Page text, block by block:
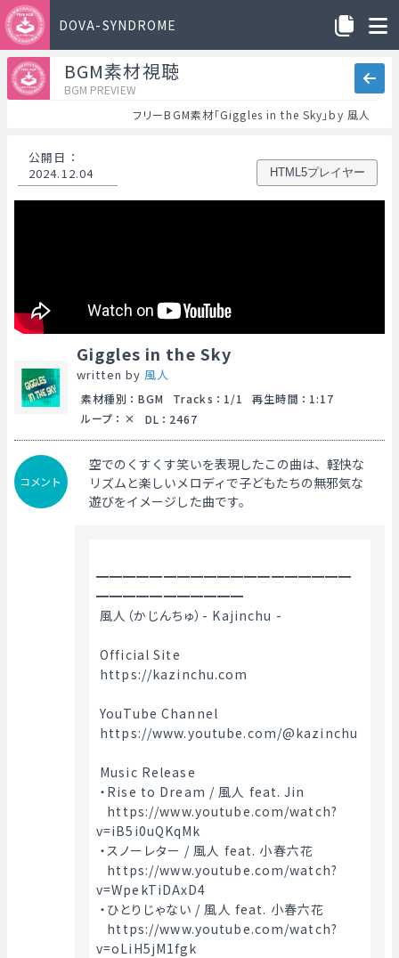
DOVA-SYNDROME
BGM素材視聴
BGM PREVIEW
フリーBGM素材「Giggles in the Sky」by 風人
公開日 ：
2024.12.04
HTML5プレイヤー
Giggles in the Sky
written by 風人
素材種別 ： BGM Tracks ： 1/1 再生時間 ： 1:17
ループ ： DL ： 2467
コメント
空でのくすくす笑いを表現したこの曲は、軽快な
リズムと楽しいメロディで子どもたちの無邪気な
遊びをイメージした曲です。
━━━━━━━━━━━━━━━━━━━
━━━━━━━━━━━
風人（かじんちゅ）- Kajinchu -
Official Site
https://kazinchu.com
YouTube Channel
https://www.youtube.com/@kazinchu
Music Release
・Rise to Dream / 風人 feat. Jin
v=iB5i0uQKqMk
・スノーレター / 風人 feat. 小春六花
v=WpekTiDAxD4
・ひとりじゃない / 風人 feat. 小春六花
v=oLiH5jM1fgk